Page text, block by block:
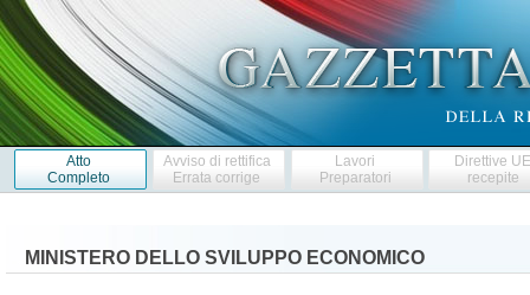
Atto
Completo
Avviso di rettifica
Errata corrige
Lavori
Preparatori
Direttive
recepite
MINISTERO DELLO SVILUPPO ECONOMICO